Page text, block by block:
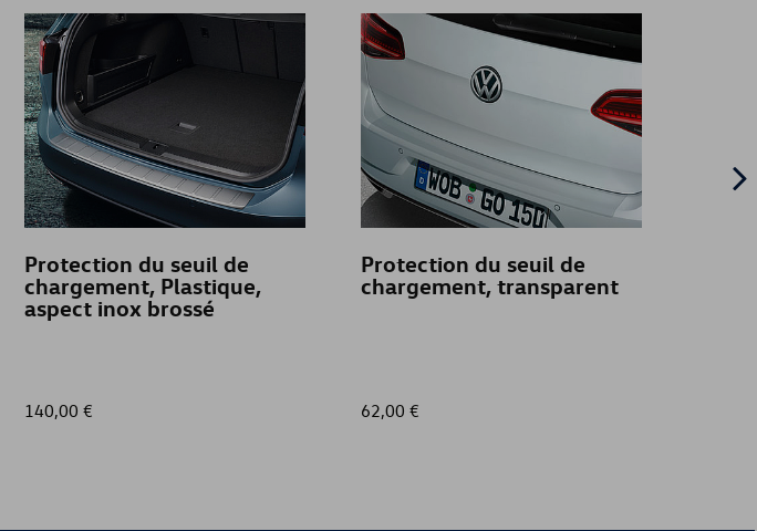
Protection du seuil de
chargement, Plastique,
aspect inox brossé
140,00 €
Protection du seuil de
chargement, transparent
62,00 €